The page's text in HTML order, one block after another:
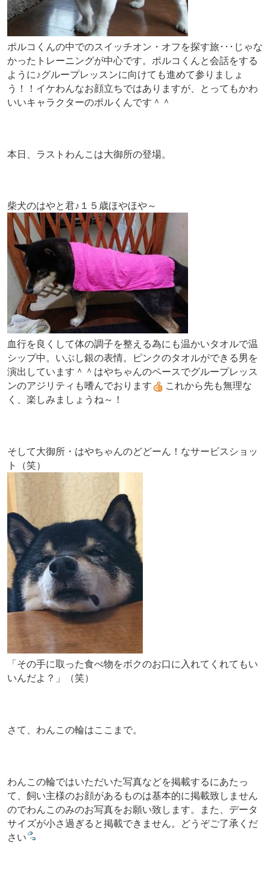
ポルコくんの中でのスイッチオン・オフを探す旅･･･じゃな
かったトレーニングが中心です。ポルコくんと会話をする
ように♪グループレッスンに向けても進めて参りましょ
う！！イケわんなお顔立ちではありますが、とってもかわ
いいキャラクターのポルくんです＾＾
本日、ラストわんこは大御所の登場。
柴犬のはやと君♪１５歳ほやほや～
血行を良くして体の調子を整える為にも温かいタオルで温
シップ中。いぶし銀の表情。ピンクのタオルができる男を
演出しています＾＾はやちゃんのペースでグループレッス
ンのアジリティも嗜んでおります
これから先も無理な
く、楽しみましょうね～！
そして大御所・はやちゃんのどどーん！なサービスショッ
ト（笑）
「その手に取った食べ物をボクのお口に入れてくれてもい
いんだよ？」（笑）
さて、わんこの輪はここまで。
わんこの輪ではいただいた写真などを掲載するにあたっ
て、飼い主様のお顔があるものは基本的に掲載致しません
のでわんこのみのお写真をお願い致します。また、データ
サイズが小さ過ぎると掲載できません。どうぞご了承くだ
さい